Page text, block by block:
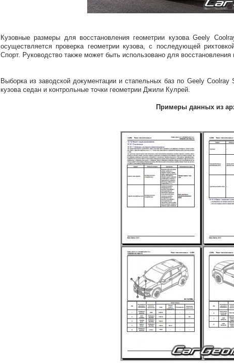
Кузовные размеры для восстановления геометрии кузова Geely
осуществляется проверка геометрии кузова, с последующей
Спорт. Руководство также может быть использовано для
Выборка из заводской документации и стапельных баз по Geely
кузова седан и контрольные точки геометрии Джили Кулрей.
Примеры данных из